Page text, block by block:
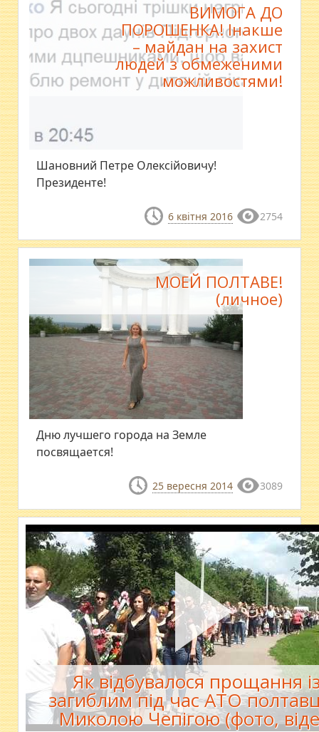
ВИМОГА ДО
ПОРОШЕНКА! Інакше
– майдан на захист
людей з обмеженими
можливостями!
Шановний Петре Олексійовичу!
Президенте!
6 квітня 2016 2754
МОЕЙ ПОЛТАВЕ!
(личное)
Дню лучшего города на Земле
посвящается!
25 вересня 2014 3089
Як відбувалося прощання
загиблим під час АТО
Миколою Чепігою (фото,